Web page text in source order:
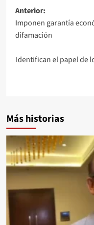
Anterior:
Imponen garantía
difamación
Identifican el papel de
Más historias